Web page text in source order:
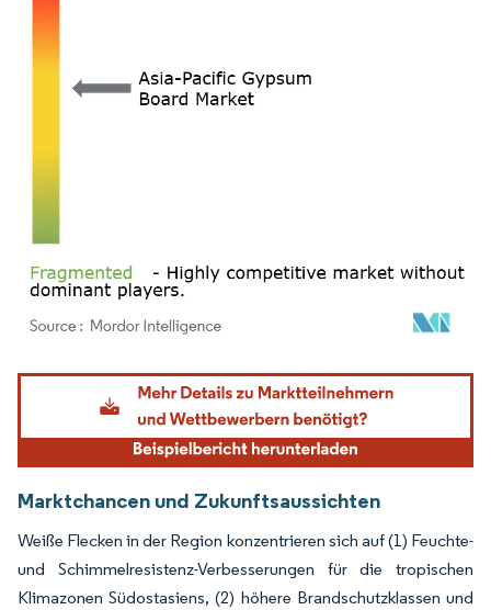
Bild © Mordor Intelligence. Wiederverwendung erfordert Namensnennung gemäß
Marktchancen und Zukunftsaussichten
Weiße Flecken in der Region konzentrieren sich auf (1) Feuchte-
und Schimmelresistenz-Verbesserungen für die tropischen
Klimazonen Südostasiens, (2) höhere Brandschutzklassen und